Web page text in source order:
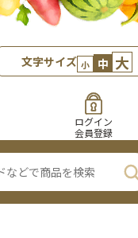
文字サイズ 小 中 大
ログイン
会員登録